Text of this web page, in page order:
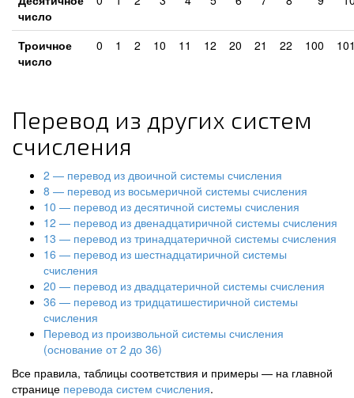
число
Троичное
число
0 1 2 10 11 12 20 21 22 100
Перевод из других систем
счисления
2 — перевод из двоичной системы счисления
8 — перевод из восьмеричной системы счисления
10 — перевод из десятичной системы счисления
12 — перевод из двенадцатиричной системы счисления
13 — перевод из тринадцатеричной системы счисления
16 — перевод из шестнадцатиричной системы
счисления
20 — перевод из двадцатеричной системы счисления
36 — перевод из тридцатишестиричной системы
счисления
Перевод из произвольной системы счисления
(основание от 2 до 36)
Все правила, таблицы соответствия и примеры — на главной
странице перевода систем счисления.